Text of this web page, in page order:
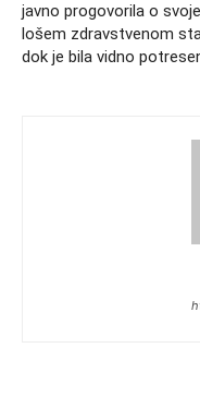
javno progovorila o
lošem zdravstvenom
dok je bila vidno